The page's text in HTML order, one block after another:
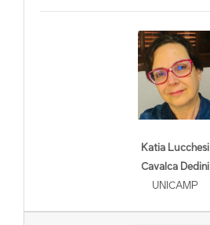
Katia Lucchesi
Cavalca Dedini
UNICAMP